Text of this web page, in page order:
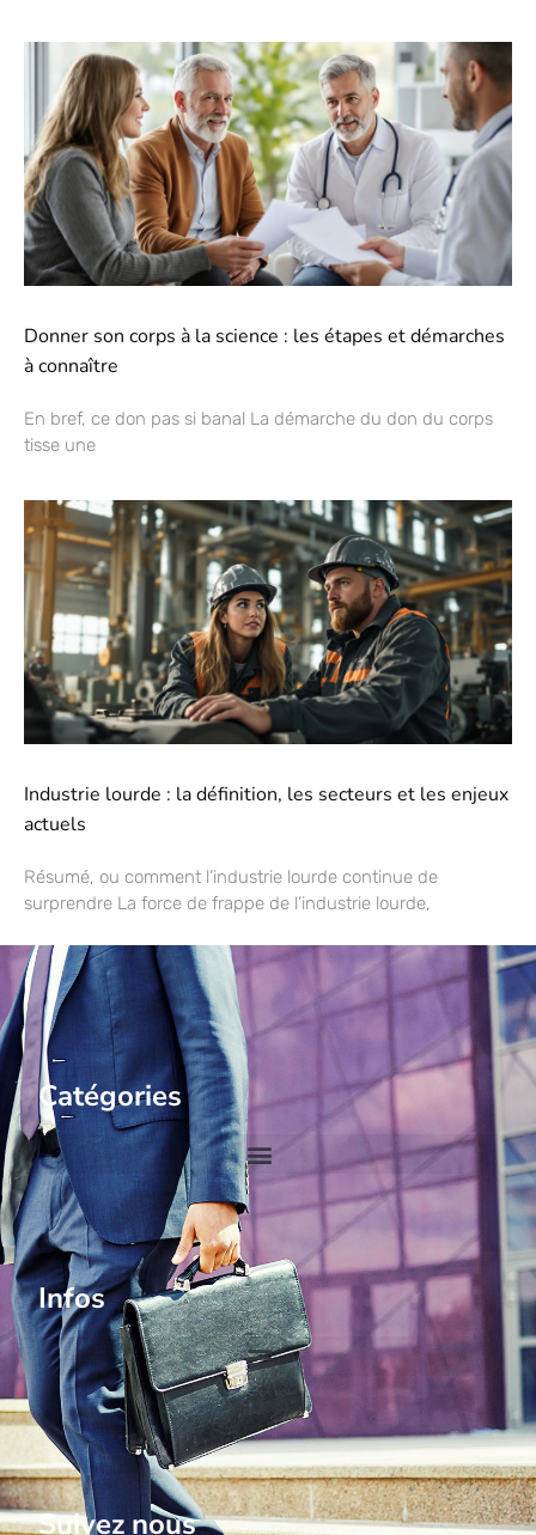
Donner son corps à la science : les étapes et démarches
à connaître
En bref, ce don pas si banal La démarche du don du corps
tisse une
Industrie lourde : la définition, les secteurs et les enjeux
actuels
Résumé, ou comment l’industrie lourde continue de
surprendre La force de frappe de l’industrie lourde,
Catégories
Infos
Suivez nous